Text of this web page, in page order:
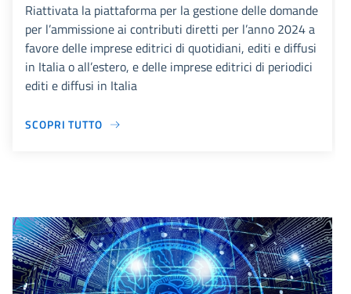
Riattivata la piattaforma per la gestione delle domande
per l’ammissione ai contributi diretti per l’anno 2024 a
favore delle imprese editrici di quotidiani, editi e diffusi
in Italia o all’estero, e delle imprese editrici di periodici
editi e diffusi in Italia
SCOPRI TUTTO